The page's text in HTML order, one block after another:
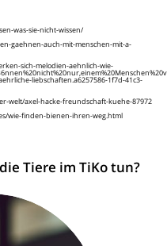
was-sie-nicht-wissen/
gaehnen-auch-mit-menschen-mit-a-
sich-melodien-aehnlich-wie-
liebschaften.a6257586-1f7d-41c3-
welt/axel-hacke-freundschaft-kuehe-87972
wie-finden-bienen-ihren-weg.html
Tiere im TiKo tun?